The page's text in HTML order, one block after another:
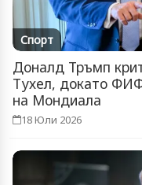
Спорт
Доналд Тръмп
Тухел, докато
на Мондиала
18 Юли 2026